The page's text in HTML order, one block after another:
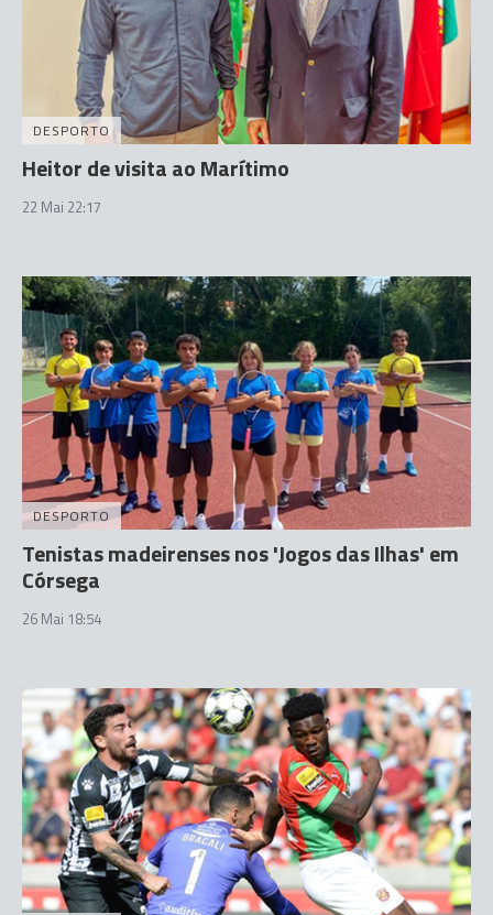
DESPORTO
Heitor de visita ao Marítimo
22 Mai 22:17
DESPORTO
Tenistas madeirenses nos 'Jogos das Ilhas' em
Córsega
26 Mai 18:54